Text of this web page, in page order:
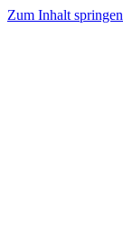
Zum Inhalt springen